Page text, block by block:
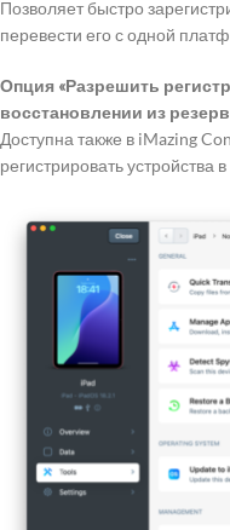
Позволяет быстро
перевести его с одной
Опция «Разрешить
восстановлении из
Доступна также в iMazing
регистрировать устройства